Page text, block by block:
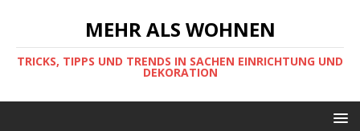
MEHR ALS WOHNEN
TRICKS, TIPPS UND TRENDS IN SACHEN EINRICHTUNG UND
DEKORATION